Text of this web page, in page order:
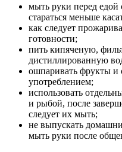
мыть руки перед
стараться меньше
как следует
готовности;
пить кипяченую,
дистиллированную
ошпаривать фрукты и
употреблением;
использовать
и рыбой, после
следует их мыть;
не выпускать
мыть руки после